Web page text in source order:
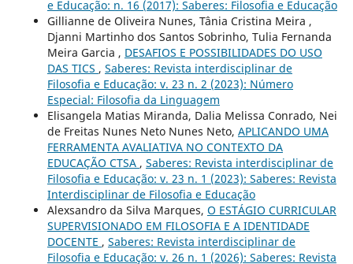
e Educação: n. 16 (2017): Saberes: Filosofia e Educação
Gillianne de Oliveira Nunes, Tânia Cristina Meira ,
Djanni Martinho dos Santos Sobrinho, Tulia Fernanda
Meira Garcia , DESAFIOS E POSSIBILIDADES DO USO
DAS TICS , Saberes: Revista interdisciplinar de
Filosofia e Educação: v. 23 n. 2 (2023): Número
Especial: Filosofia da Linguagem
Elisangela Matias Miranda, Dalia Melissa Conrado, Nei
de Freitas Nunes Neto Nunes Neto, APLICANDO UMA
FERRAMENTA AVALIATIVA NO CONTEXTO DA
EDUCAÇÃO CTSA , Saberes: Revista interdisciplinar de
Filosofia e Educação: v. 23 n. 1 (2023): Saberes: Revista
Interdisciplinar de Filosofia e Educação
Alexsandro da Silva Marques, O ESTÁGIO CURRICULAR
SUPERVISIONADO EM FILOSOFIA E A IDENTIDADE
DOCENTE , Saberes: Revista interdisciplinar de
Filosofia e Educação: v. 26 n. 1 (2026): Saberes: Revista